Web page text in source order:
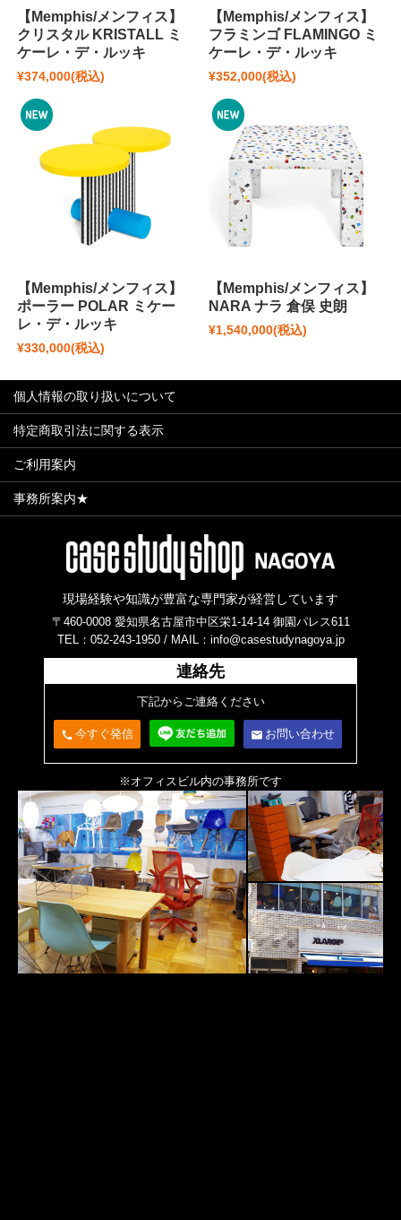
【Memphis/メンフィス】
クリスタル KRISTALL ミ
ケーレ・デ・ルッキ
¥374,000(税込)
【Memphis/メンフィス】
フラミンゴ FLAMINGO ミ
ケーレ・デ・ルッキ
¥352,000(税込)
【Memphis/メンフィス】
ポーラー POLAR ミケー
レ・デ・ルッキ
¥330,000(税込)
【Memphis/メンフィス】
NARA ナラ 倉俣 史朗
¥1,540,000(税込)
個人情報の取り扱いについて
特定商取引法に関する表示
ご利用案内
事務所案内★
現場経験や知識が豊富な専門家が経営しています
〒460-0008 愛知県名古屋市中区栄1-14-14 御園パレス611
TEL：052-243-1950 / MAIL：info@casestudynagoya.jp
連絡先
下記からご連絡ください
call 今すぐ発信 email お問い合わせ
※オフィスビル内の事務所です